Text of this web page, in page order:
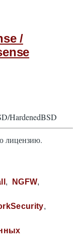
/
HardenedBSD
лицензию.
NGFW